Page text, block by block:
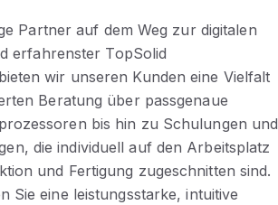
Partner auf dem Weg zur digitalen
erfahrenster TopSolid
wir unseren Kunden eine Vielfalt
Beratung über passgenaue
bis hin zu Schulungen und
die individuell auf den Arbeitsplatz
und Fertigung zugeschnitten sind.
Sie eine leistungsstarke, intuitive